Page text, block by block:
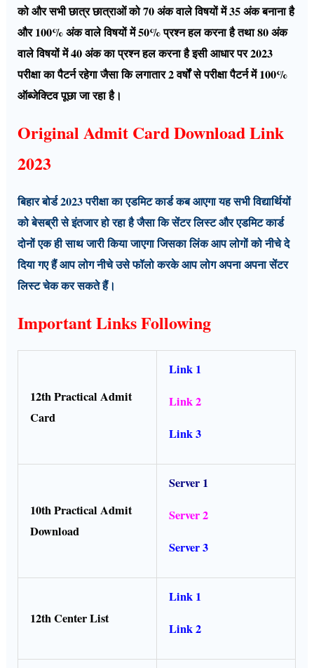
को और सभी छात्र छात्राओं को 70 अंक वाले विषयों में 35 अंक बनाना है
और 100% अंक वाले विषयों में 50% प्रश्न हल करना है तथा 80 अंक
वाले विषयों में 40 अंक का प्रश्न हल करना है इसी आधार पर 2023
परीक्षा का पैटर्न रहेगा जैसा कि लगातार 2 वर्षों से परीक्षा पैटर्न में 100%
ऑब्जेक्टिव पूछा जा रहा है।
Original Admit Card Download Link
2023
बिहार बोर्ड 2023 परीक्षा का एडमिट कार्ड कब आएगा यह सभी विद्यार्थियों
को बेसब्री से इंतजार हो रहा है जैसा कि सेंटर लिस्ट और एडमिट कार्ड
दोनों एक ही साथ जारी किया जाएगा जिसका लिंक आप लोगों को नीचे दे
दिया गए हैं आप लोग नीचे उसे फॉलो करके आप लोग अपना अपना सेंटर
लिस्ट चेक कर सकते हैं।
Important Links Following
12th Practical Admit
Card
Link 1
Link 2
Link 3
10th Practical Admit
Download
Server 1
Server 2
Server 3
12th Center List
Link 1
Link 2